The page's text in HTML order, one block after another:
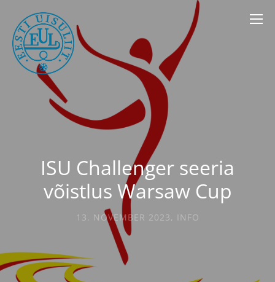
ISU Challenger seeria
võistlus Warsaw Cup
13. NOVEMBER 2023, INFO